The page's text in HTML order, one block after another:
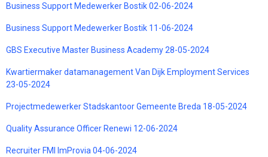
Business Support Medewerker Bostik 02-06-2024
Business Support Medewerker Bostik 11-06-2024
GBS Executive Master Business Academy 28-05-2024
Kwartiermaker datamanagement Van Dijk Employment Services
23-05-2024
Projectmedewerker Stadskantoor Gemeente Breda 18-05-2024
Quality Assurance Officer Renewi 12-06-2024
Recruiter FMI ImProvia 04-06-2024